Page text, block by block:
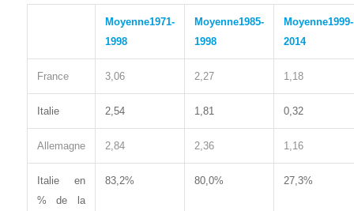
Moyenne1971-
1998
Moyenne1985-
1998
Moyenne1999-
2014
France 3,06 2,27 1,18
Italie 2,54 1,81 0,32
Allemagne 2,84 2,36 1,16
Italie en
% de la
83,2% 80,0% 27,3%